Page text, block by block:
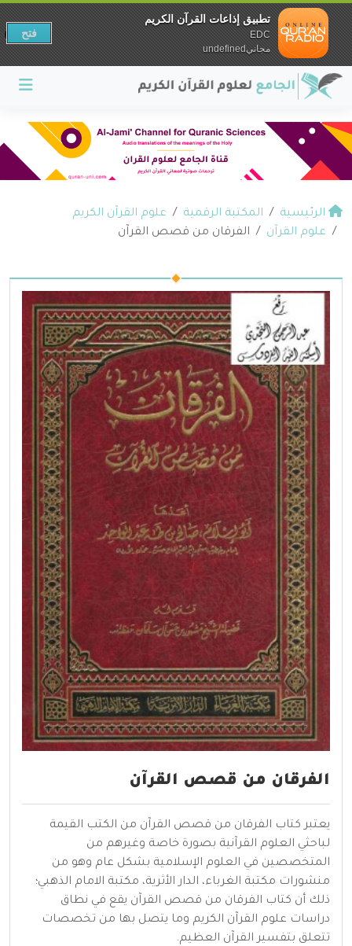
الرئيسية المكتبة الرقمية
علوم القرآن الكريم
علوم القرآن
الفرقان من قصص القرآن
الفرقان من قصص القرآن
يعتبر كتاب الفرقان من قصص القرآن من الكتب القيمة
لباحثي العلوم القرآنية بصورة خاصة وغيرهم من
المتخصصين في العلوم الإسلامية بشكل عام وهو من
منشورات مكتبة الغرباء، الدار الأثرية، مكتبة الامام الذهبي؛
ذلك أن كتاب الفرقان من قصص القرآن يقع في نطاق
دراسات علوم القرآن الكريم وما يتصل بها من تخصصات
تتعلق بتفسير القرآن العظيم.
تطبيق إذاعات القرآن الكريم
EDC
مجانيundefined
فتح